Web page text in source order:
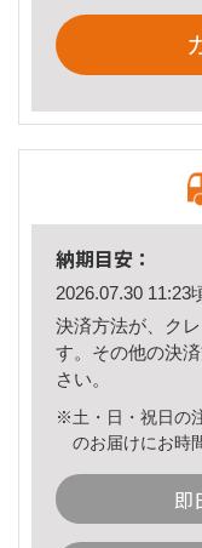
納期目安：
2026.07.30 11:23
決済方法が、ク
す。その他の決
さい。
※土・日・祝日の
のお届けにお時
即